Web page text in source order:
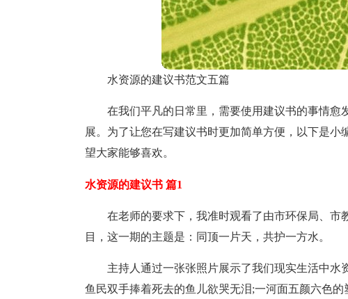
水资源的建议书范文五篇
在我们平凡的日常里，需要使用建议书的事情
展。为了让您在写建议书时更加简单方便，以下是
望大家能够喜欢。
水资源的建议书 篇1
在老师的要求下，我准时观看了由市环保局、
目，这一期的主题是：同顶一片天，共护一方水。
主持人通过一张张照片展示了我们现实生活中
鱼民双手捧着死去的鱼儿欲哭无泪;一河面五颜六色